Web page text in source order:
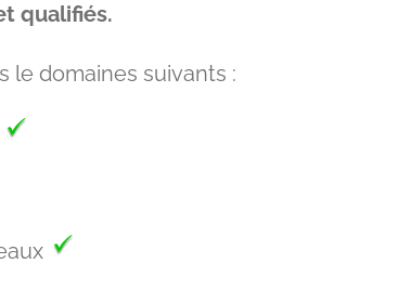
qualifiés.
le domaines suivants :